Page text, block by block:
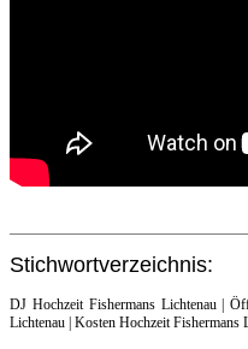
Stichwortverzeichnis:
DJ Hochzeit Fishermans Lichtenau |
Lichtenau | Kosten Hochzeit Fishermans